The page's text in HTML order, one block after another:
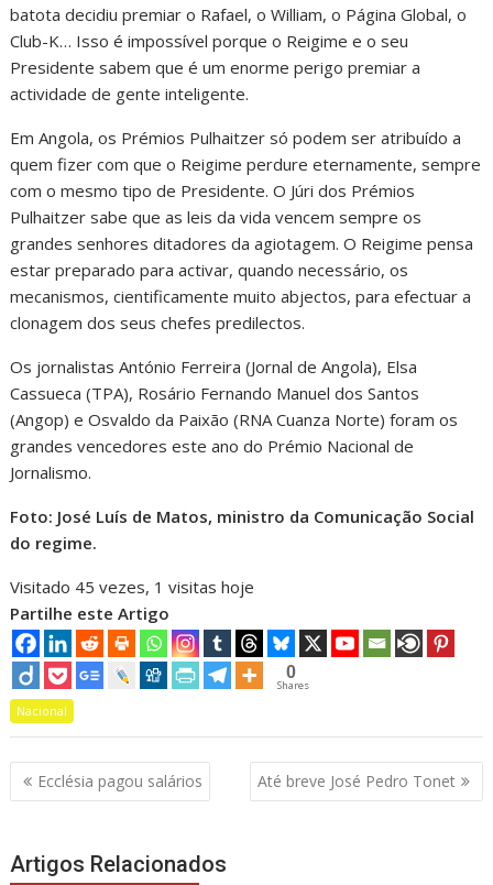
batota decidiu premiar o Rafael, o William, o Página Global, o
Club-K… Isso é impossível porque o Reigime e o seu
Presidente sabem que é um enorme perigo premiar a
actividade de gente inteligente.
Em Angola, os Prémios Pulhaitzer só podem ser atribuído a
quem fizer com que o Reigime perdure eternamente, sempre
com o mesmo tipo de Presidente. O Júri dos Prémios
Pulhaitzer sabe que as leis da vida vencem sempre os
grandes senhores ditadores da agiotagem. O Reigime pensa
estar preparado para activar, quando necessário, os
mecanismos, cientificamente muito abjectos, para efectuar a
clonagem dos seus chefes predilectos.
Os jornalistas António Ferreira (Jornal de Angola), Elsa
Cassueca (TPA), Rosário Fernando Manuel dos Santos
(Angop) e Osvaldo da Paixão (RNA Cuanza Norte) foram os
grandes vencedores este ano do Prémio Nacional de
Jornalismo.
Foto: José Luís de Matos, ministro da Comunicação Social
do regime.
Visitado 45 vezes, 1 visitas hoje
Partilhe este Artigo
0
Shares
Nacional
Navegação
de
Ecclésia pagou salários Até breve José Pedro Tonet
Artigos Relacionados